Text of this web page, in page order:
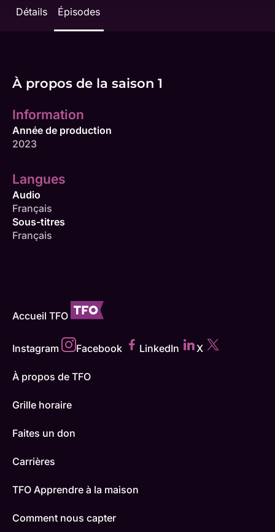
Détails Épisodes
À propos de la saison 1
Information
Année de production
2023
Langues
Audio
Français
Sous-titres
Français
Accueil TFO
Instagram Facebook LinkedIn X
À propos de TFO
Grille horaire
Faites un don
Carrières
TFO Apprendre à la maison
Comment nous capter